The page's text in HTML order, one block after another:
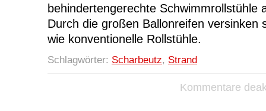
behindertengerechte Schwimmrollstühle
Durch die großen Ballonreifen versinken
wie konventionelle Rollstühle.
Schlagwörter: Scharbeutz, Strand
Kommentare